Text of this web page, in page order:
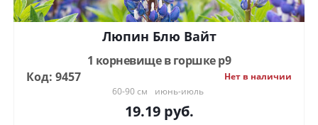
Люпин Блю Вайт
1 корневище в горшке р9
Код: 9457
Нет в наличии
60-90 см
июнь-июль
19.19руб.